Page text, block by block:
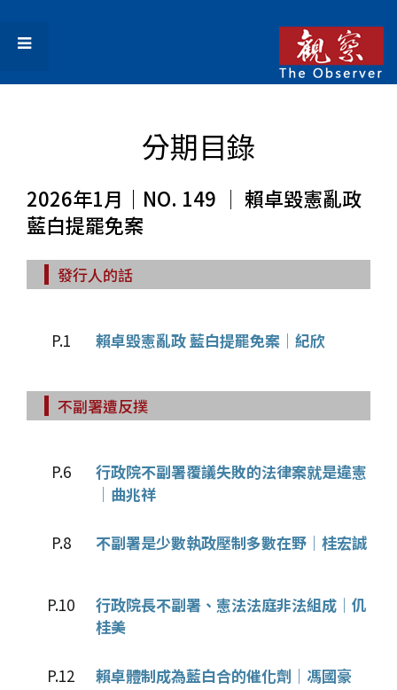
分期目錄
2026年1月｜NO. 149 │ 賴卓毀憲亂政
藍白提罷免案
發行人的話
P.1 賴卓毀憲亂政 藍白提罷免案│紀欣
不副署遭反撲
P.6
行政院不副署覆議失敗的法律案就是違憲
│曲兆祥
P.8 不副署是少數執政壓制多數在野│桂宏誠
P.10
行政院長不副署、憲法法庭非法組成│仉
桂美
P.12 賴卓體制成為藍白合的催化劑│馮國豪